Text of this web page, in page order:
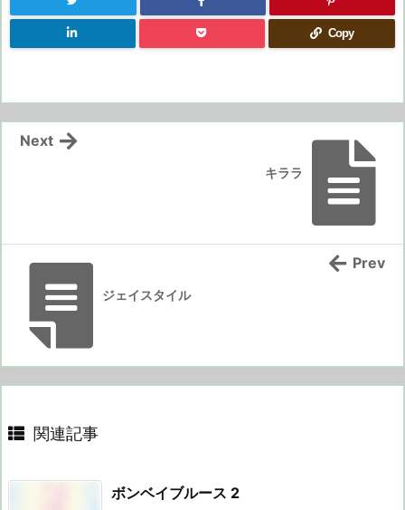
Copy
キララ
Next
ジェイスタイル
Prev
関連記事
ボンベイブルース 2